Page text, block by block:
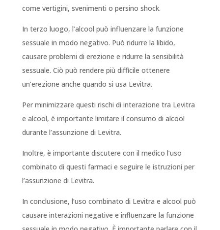
come vertigini, svenimenti o persino shock.
In terzo luogo, l’alcool può influenzare la funzione
sessuale in modo negativo. Può ridurre la libido,
causare problemi di erezione e ridurre la sensibilità
sessuale. Ciò può rendere più difficile ottenere
un’erezione anche quando si usa Levitra.
Per minimizzare questi rischi di interazione tra Levitra
e alcool, è importante limitare il consumo di alcool
durante l’assunzione di Levitra.
Inoltre, è importante discutere con il medico l’uso
combinato di questi farmaci e seguire le istruzioni per
l’assunzione di Levitra.
In conclusione, l’uso combinato di Levitra e alcool può
causare interazioni negative e influenzare la funzione